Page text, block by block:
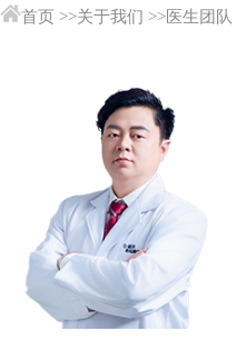
首页 >>关于我们 >>医生团队